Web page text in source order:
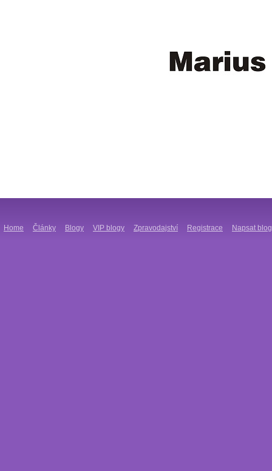
Home Články Blogy VIP blogy Zpravodajství Registrace Napsat blog